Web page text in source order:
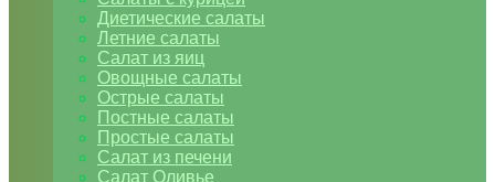
Диетические салаты
Летние салаты
Салат из яиц
Овощные салаты
Острые салаты
Постные салаты
Простые салаты
Салат из печени
Салат Оливье